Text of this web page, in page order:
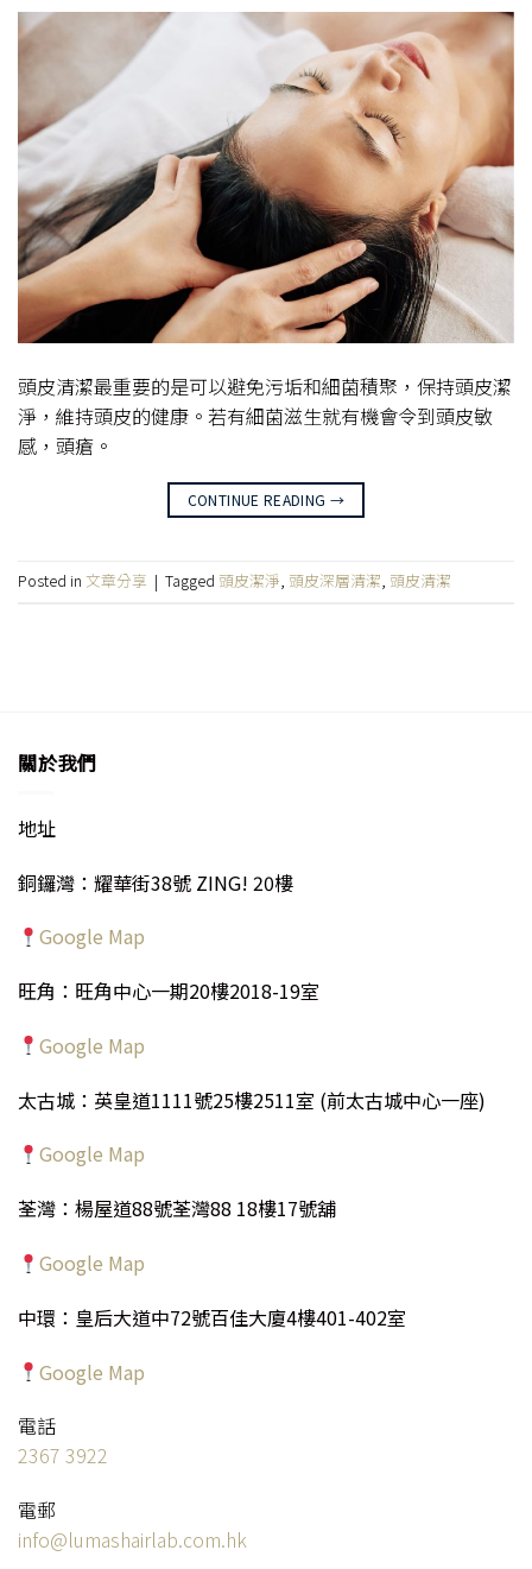
頭皮清潔最重要的是可以避免污垢和細菌積聚，保持頭皮潔
淨，維持頭皮的健康。若有細菌滋生就有機會令到頭皮敏
感，頭瘡。
CONTINUE READING →
Posted in 文章分享 | Tagged 頭皮潔淨, 頭皮深層清潔, 頭皮清潔
關於我們
地址
銅鑼灣：耀華街38號 ZING! 20樓
Google Map
旺角：旺角中心一期20樓2018-19室
Google Map
太古城：英皇道1111號25樓2511室 (前太古城中心一座)
Google Map
荃灣：楊屋道88號荃灣88 18樓17號舖
Google Map
中環：皇后大道中72號百佳大廈4樓401-402室
Google Map
電話
2367 3922
電郵
info@lumashairlab.com.hk